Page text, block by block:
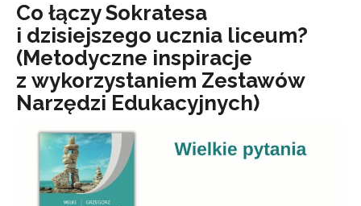
Co łączy Sokratesa
i dzisiejszego ucznia liceum?
(Metodyczne inspiracje
z wykorzystaniem Zestawów
Narzędzi Edukacyjnych)